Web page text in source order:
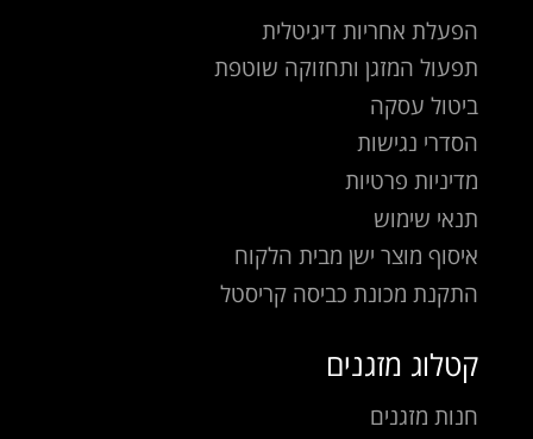
הפעלת אחריות דיגיטלית
תפעול המזגן ותחזוקה שוטפת
ביטול עסקה
הסדרי נגישות
מדיניות פרטיות
תנאי שימוש
איסוף מוצר ישן מבית הלקוח
התקנת מכונת כביסה קריסטל
קטלוג מזגנים
חנות מזגנים